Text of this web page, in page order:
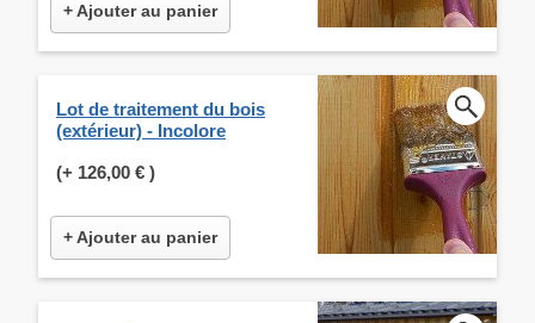
+ Ajouter au panier
Lot de traitement du bois
(extérieur) - Incolore
(+ 126,00 € )
+ Ajouter au panier